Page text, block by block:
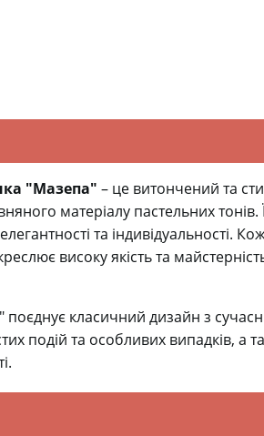
"Мазепа" – це витончений та
матеріалу пастельних тонів.
та індивідуальності.
високу якість та
поєднує класичний дизайн з
подій та особливих випадків, а